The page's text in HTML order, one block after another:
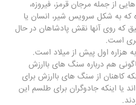
از جمله مرجان قرمز، فیروزه،
به شكل سرویس شیر، انسان یا
كه روى آنها نقش پادشاهان در حال
است.
هزاره اول پیش از میلاد است.
هم درباره سنگ هاى باارزش
كاهنان از سنگ هاى باارزش براى
یا اینكه جادوگران براى طلسم این